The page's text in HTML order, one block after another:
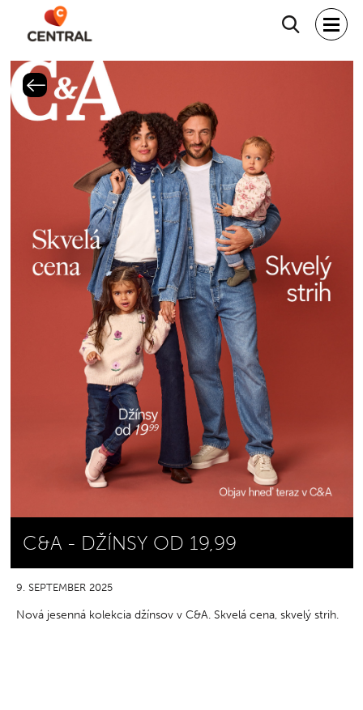
C&A - DŽÍNSY OD 19,99
9. SEPTEMBER 2025
Nová jesenná kolekcia džínsov v C&A. Skvelá cena, skvelý strih.